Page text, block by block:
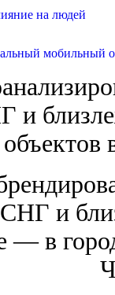
на людей
мобильный
и
и
— в